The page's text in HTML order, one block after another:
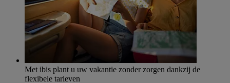
Met ibis plant u uw vakantie zonder zorgen dankzij de
flexibele tarieven